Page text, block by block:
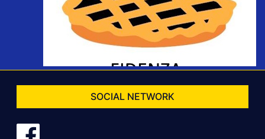
SOCIAL NETWORK